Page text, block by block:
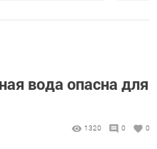
вода опасна для
1320 0 0